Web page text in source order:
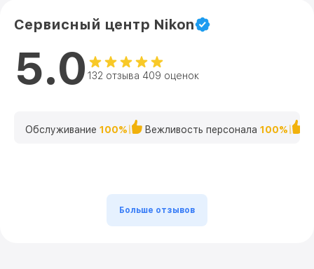
f/1.8G AF-S Nikkor Nikon
Nikkor Nikon
Сервисный центр Nikon
5.0 132 отзыва 409 оценок
Обслуживание 100% Вежливость персонала 100%
Больше отзывов